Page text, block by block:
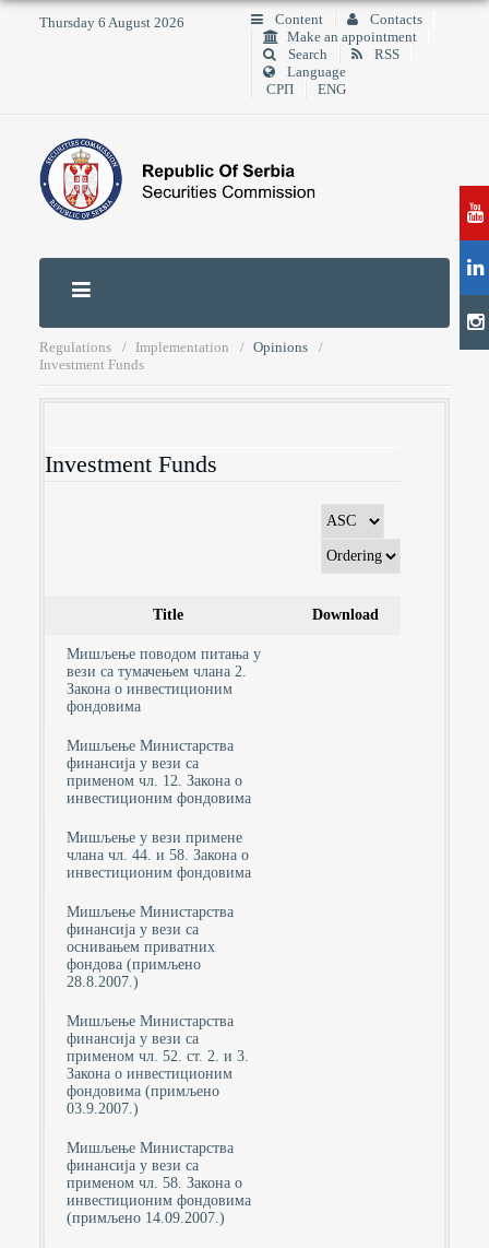
Thursday 6 August 2026 Content
Contacts
Make an appointment
Search
RSS
Language
СРП
ENG
Regulations Implementation
Opinions
Investment Funds
Investment Funds
Title Download
Мишљење поводом питања у
вези сa тумачењем члана 2.
Закона о инвестиционим
фондовима
Мишљење Министарства
финансија у вези са
применом чл. 12. Закона о
инвестиционим фондовима
Мишљење у вези примене
члана чл. 44. и 58. Закона о
инвестиционим фондовима
Мишљење Министарства
финансија у вези са
оснивањем приватних
фондова (примљено
28.8.2007.)
Мишљење Министарства
финансија у вези са
применом чл. 52. ст. 2. и 3.
Закона о инвестиционим
фондовима (примљено
03.9.2007.)
Мишљење Министарства
финансија у вези са
применом чл. 58. Закона о
инвестиционим фондовима
(примљено 14.09.2007.)